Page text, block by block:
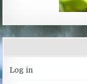
Log in